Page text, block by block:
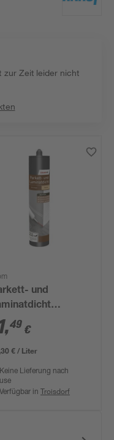
zur Zeit leider nicht
und
310 ml
,49 €
€ / Liter
Keine Lieferung nach
Verfügbar in Troisdorf